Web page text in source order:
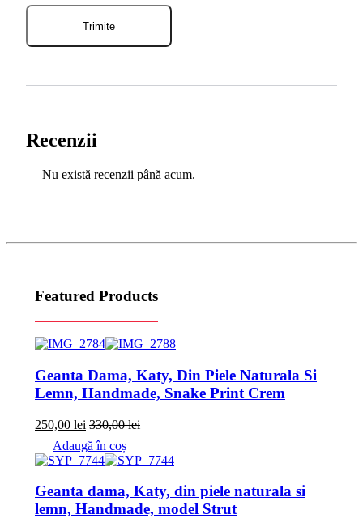
Recenzii
Nu există recenzii până acum.
Featured Products
Geanta Dama, Katy, Din Piele Naturala Si
Lemn, Handmade, Snake Print Crem
250,00 lei 330,00lei
Adaugă în coș
Geanta dama, Katy, din piele naturala si
lemn, Handmade, model Strut